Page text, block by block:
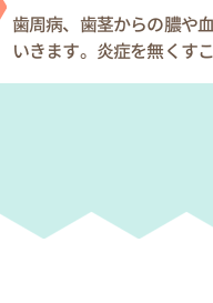
歯周病、歯茎からの膿や
いきます。炎症を無くす